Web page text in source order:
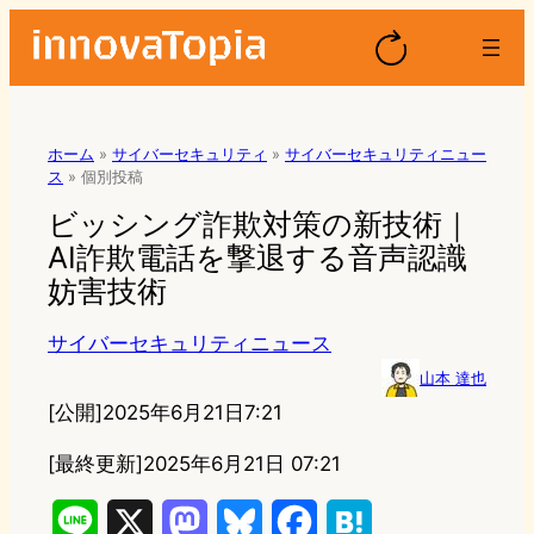
ホーム » サイバーセキュリティ » サイバーセキュリティニュー
ス » 個別投稿
ビッシング詐欺対策の新技術｜
AI詐欺電話を撃退する音声認識
妨害技術
サイバーセキュリティニュース
山本 達也
[公開]2025年6月21日7:21
[最終更新]2025年6月21日 07:21